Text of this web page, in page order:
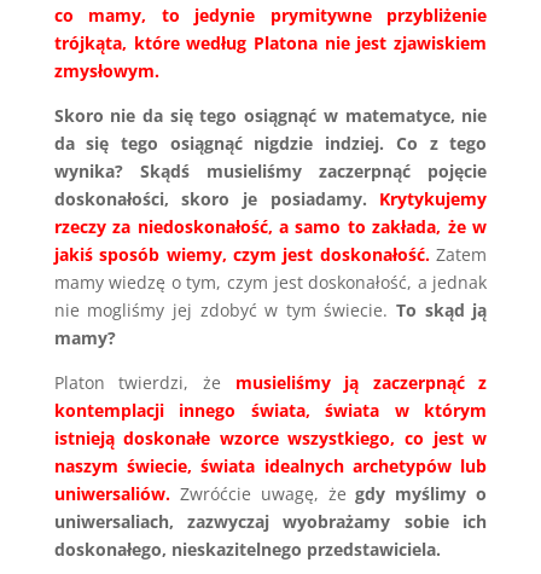
co mamy, to jedynie prymitywne przybliżenie
trójkąta, które według Platona nie jest zjawiskiem
zmysłowym.
Skoro nie da się tego osiągnąć w matematyce, nie
da się tego osiągnąć nigdzie indziej. Co z tego
wynika? Skądś musieliśmy zaczerpnąć pojęcie
doskonałości, skoro je posiadamy. Krytykujemy
rzeczy za niedoskonałość, a samo to zakłada, że w
jakiś sposób wiemy, czym jest doskonałość. Zatem
mamy wiedzę o tym, czym jest doskonałość, a jednak
nie mogliśmy jej zdobyć w tym świecie. To skąd ją
mamy?
Platon twierdzi, że musieliśmy ją zaczerpnąć z
kontemplacji innego świata, świata w którym
istnieją doskonałe wzorce wszystkiego, co jest w
naszym świecie, świata idealnych archetypów lub
uniwersaliów. Zwróćcie uwagę, żegdy myślimy o
uniwersaliach, zazwyczaj wyobrażamy sobie ich
doskonałego, nieskazitelnego przedstawiciela.